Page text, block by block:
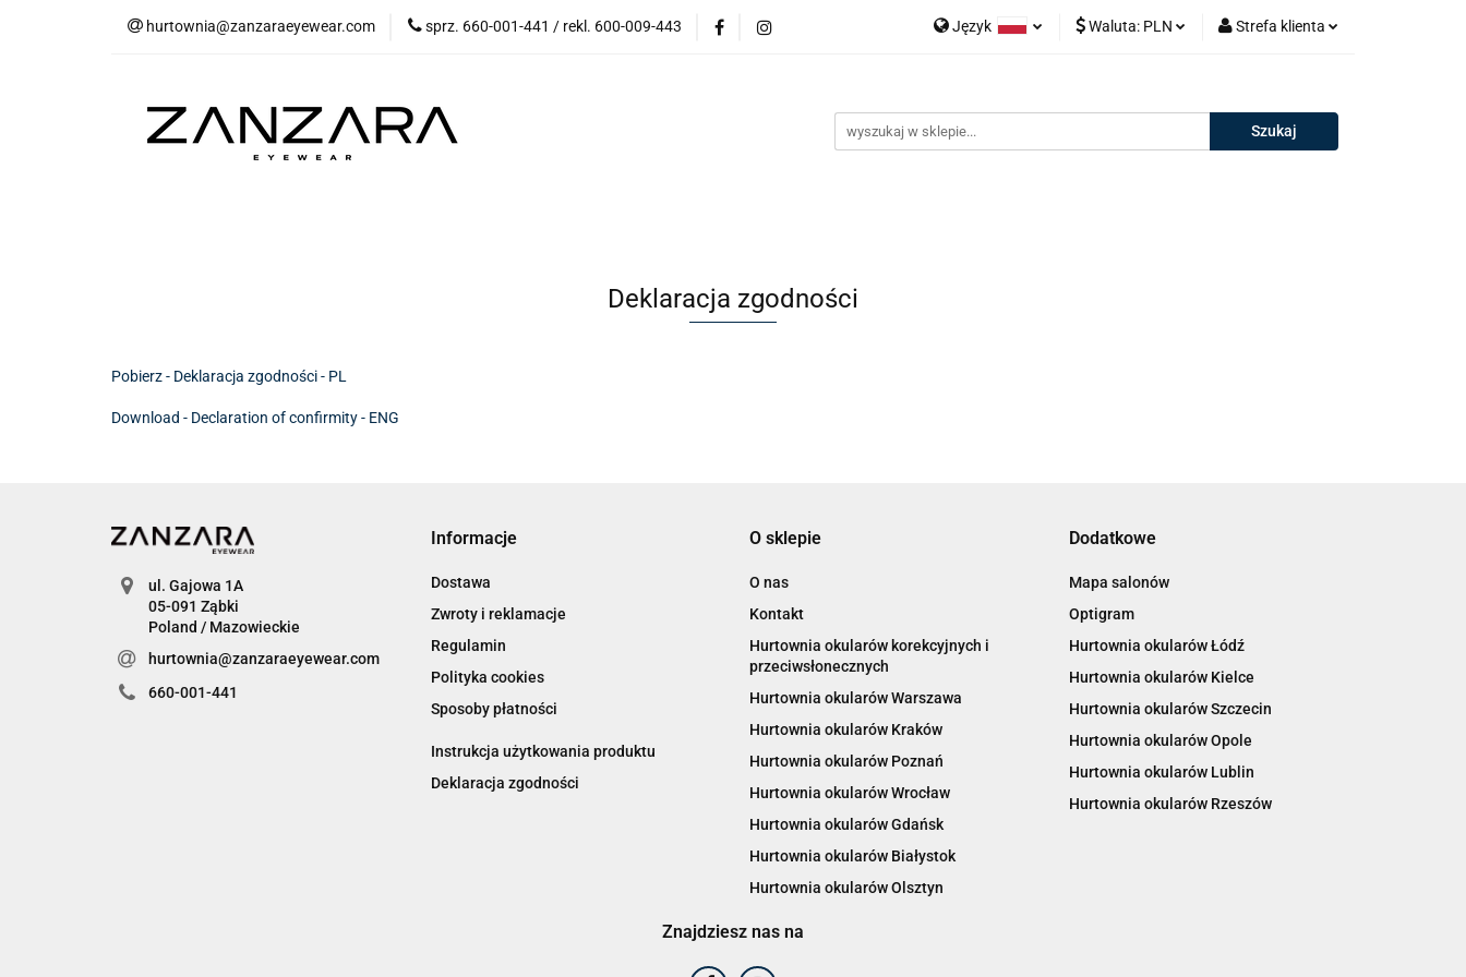
hurtownia@zanzaraeyewear.com sprz. 660-001-441 / rekl. 600-009-443 Język
English
German
Waluta: PLN
EUR
Strefa klienta
Zarejestruj się
Dodaj zgłoszenie
NOWOŚCI Oprawki korekcyjne Oprawki Clip On Okulary przeciwsłoneczne
Akcesoria Bestsellery Kategorie
Deklaracja zgodności
Pobierz - Deklaracja zgodności - PL
Download - Declaration of confirmity - ENG
ul. Gajowa 1A
05-091 Ząbki
Poland / Mazowieckie
hurtownia@zanzaraeyewear.com
660-001-441
Informacje
Dostawa
Zwroty i reklamacje
Regulamin
Polityka cookies
Sposoby płatności
Instrukcja użytkowania produktu
Deklaracja zgodności
O sklepie
O nas
Kontakt
Hurtownia okularów korekcyjnych i
przeciwsłonecznych
Hurtownia okularów Warszawa
Hurtownia okularów Kraków
Hurtownia okularów Poznań
Hurtownia okularów Wrocław
Hurtownia okularów Gdańsk
Hurtownia okularów Białystok
Hurtownia okularów Olsztyn
Dodatkowe
Mapa salonów
Optigram
Hurtownia okularów Łódź
Hurtownia okularów Kielce
Hurtownia okularów Szczecin
Hurtownia okularów Opole
Hurtownia okularów Lublin
Hurtownia okularów Rzeszów
Znajdziesz nas na